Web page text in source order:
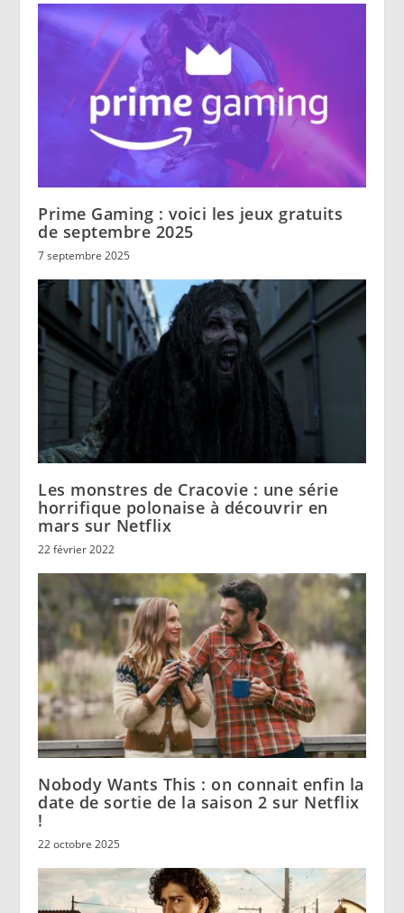
Prime Gaming : voici les jeux gratuits
de septembre 2025
7 septembre 2025
Les monstres de Cracovie : une série
horrifique polonaise à découvrir en
mars sur Netflix
22 février 2022
Nobody Wants This : on connait enfin la
date de sortie de la saison 2 sur Netflix
!
22 octobre 2025